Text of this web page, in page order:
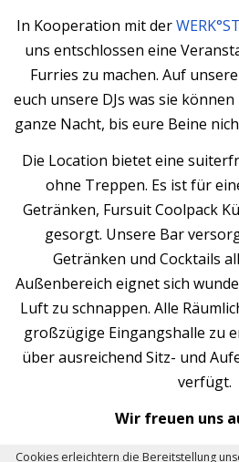
In Kooperation mit der
uns entschlossen eine
Furries zu machen. Auf
euch unsere DJs was sie
ganze Nacht, bis eure Beine
Die Location bietet eine
ohne Treppen. Es ist für
Getränken, Fursuit Coolpack
gesorgt. Unsere Bar
Getränken und Cocktails
Außenbereich eignet sich
Luft zu schnappen. Alle
großzügige Eingangshalle zu
über ausreichend Sitz- und
verfügt.
Wir freuen uns
Cookies erleichtern die Bereitstellung